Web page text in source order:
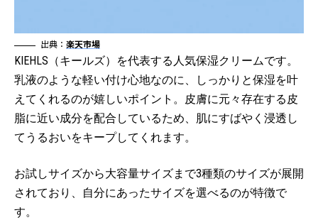
出典： 楽天市場
KIEHLS（キールズ）を代表する人気保湿クリームです。
乳液のような軽い付け心地なのに、しっかりと保湿を叶
えてくれるのが嬉しいポイント。皮膚に元々存在する皮
脂に近い成分を配合しているため、肌にすばやく浸透し
てうるおいをキープしてくれます。
お試しサイズから大容量サイズまで3種類のサイズが展開
されており、自分にあったサイズを選べるのが特徴で
す。